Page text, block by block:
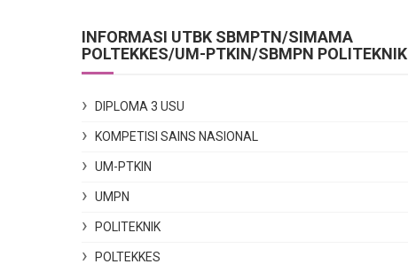
INFORMASI UTBK SBMPTN/SIMAMA
POLTEKKES/UM-PTKIN/SBMPN POLITEKNIK
DIPLOMA 3 USU
KOMPETISI SAINS NASIONAL
UM-PTKIN
UMPN
POLITEKNIK
POLTEKKES